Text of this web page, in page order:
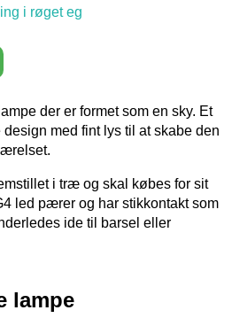
der er formet som en sky. Et
med fint lys til at skabe den
i træ og skal købes for sit
led pærer og har stikkontakt som
ide til barsel eller
lampe